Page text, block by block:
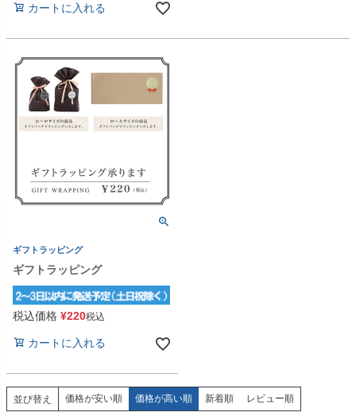
カートに入れる
ギフトラッピング
ギフトラッピング
税込価格 ¥220税込
カートに入れる
並び替え 価格が安い順 価格が高い順 新着順 レビュー順